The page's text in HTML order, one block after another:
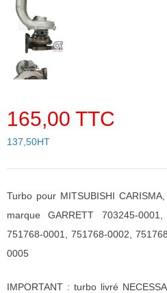
165,00 TTC
137,50HT
Turbo pour MITSUBISHI
marque GARRETT 703245-
751768-0001, 751768-0002,
0005
IMPORTANT : turbo livré